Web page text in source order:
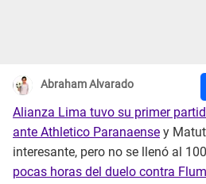
Abraham Alvarado
Alianza Lima tuvo su primer
ante Athletico Paranaense y
interesante, pero no se llenó al
pocas horas del duelo contra